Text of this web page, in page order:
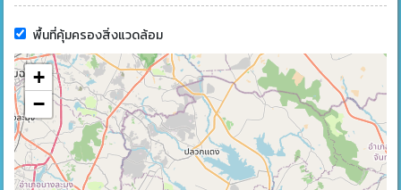
พื้นที่คุ้มครองสิ่งแวดล้อม
+
−